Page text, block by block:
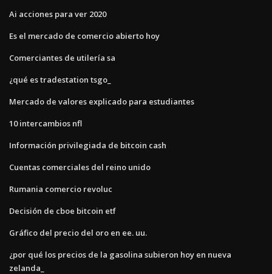
Ai acciones para ver 2020
Es el mercado de comercio abierto hoy
Comerciantes de utilería sa
¿qué es tradestation tsgo_
Mercado de valores explicado para estudiantes
10 intercambios nfl
Información privilegiada de bitcoin cash
Cuentas comerciales del reino unido
Rumania comercio revoluc
Decisión de cboe bitcoin etf
Gráfico del precio del oro en ee. uu.
¿por qué los precios de la gasolina subieron hoy en nueva
zelanda_